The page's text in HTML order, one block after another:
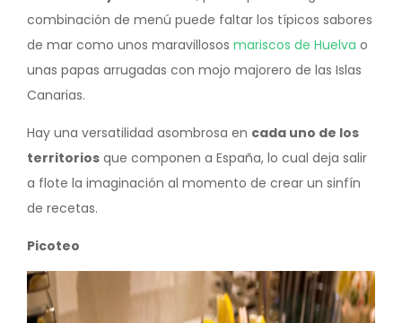
combinación de menú puede faltar los típicos sabores
de mar como unos maravillosos mariscos de Huelva o
unas papas arrugadas con mojo majorero de las Islas
Canarias.
Hay una versatilidad asombrosa en cada uno de los
territorios que componen a España, lo cual deja salir
a flote la imaginación al momento de crear un sinfín
de recetas.
Picoteo